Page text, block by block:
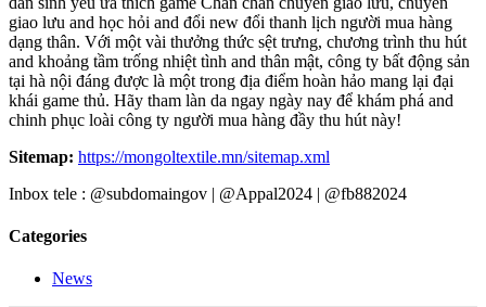
giao lưu and học hỏi and đổi new đổi thanh lịch người mua hàng
dạng thân. Với một vài thưởng thức sệt trưng, chương trình thu hút
and khoảng tầm trống nhiệt tình and thân mật, công ty bất động sản
tại hà nội đáng được là một trong địa điểm hoàn hảo mang lại đại
khái game thủ. Hãy tham làn da ngay ngày nay để khám phá and
chinh phục loài công ty người mua hàng đầy thu hút này!
Sitemap: https://mongoltextile.mn/sitemap.xml
Inbox tele : @subdomaingov | @Appal2024 | @fb882024
Categories
News